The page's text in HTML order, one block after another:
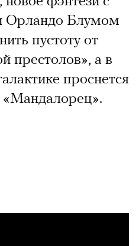
Орландо Блумом
пустоту от
престолов», а в
проснется
«Мандалорец».